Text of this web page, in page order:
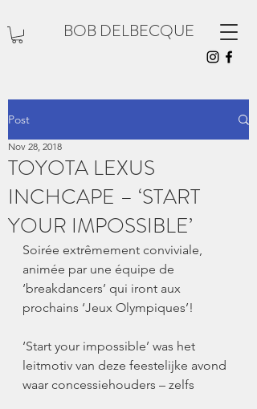
BOB DELBECQUE
Post
TOYOTA LEXUS
INCHCAPE – ‘START
YOUR IMPOSSIBLE’
Nov 28, 2018
Soirée extrêmement conviviale,
animée par une équipe de
‘breakdancers’ qui iront aux
prochains ‘Jeux Olympiques’!
‘Start your impossible’ was het
leitmotiv van deze feestelijke avond
waar concessiehouders – zelfs